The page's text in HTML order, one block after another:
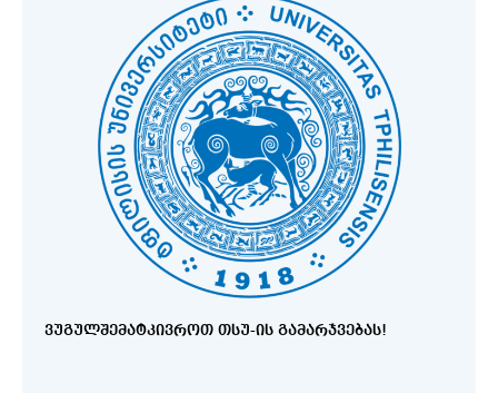
ᲕᲣᲒᲣᲚᲨᲔᲛᲐᲢᲙᲘᲕᲠᲝᲗ ᲗᲡᲣ-ᲘᲡ ᲒᲐᲛᲐᲠᲯᲕᲔᲑᲐᲡ!